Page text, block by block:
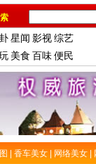
星闻 影视综艺
美食 百味便民
香车美女 网络美女